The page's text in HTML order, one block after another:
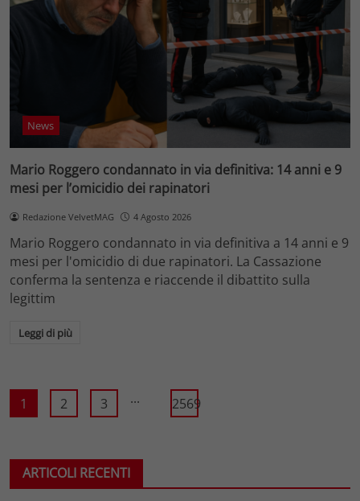
News
Mario Roggero condannato in via definitiva: 14 anni e 9
mesi per l’omicidio dei rapinatori
Redazione VelvetMAG 4 Agosto 2026
Mario Roggero condannato in via definitiva a 14 anni e 9
mesi per l'omicidio di due rapinatori. La Cassazione
conferma la sentenza e riaccende il dibattito sulla
legittim
Leggi di più
1 2 3 ... 2569
ARTICOLI RECENTI